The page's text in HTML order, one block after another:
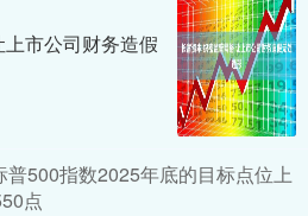
市公司财务造假
500指数2025年底的目标点位上
点